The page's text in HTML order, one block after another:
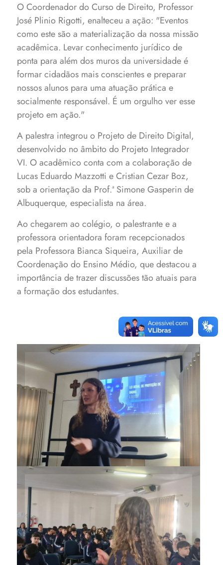
O Coordenador do Curso de Direito, Professor
José Plinio Rigotti, enalteceu a ação: "Eventos
como este são a materialização da nossa missão
acadêmica. Levar conhecimento jurídico de
ponta para além dos muros da universidade é
formar cidadãos mais conscientes e preparar
nossos alunos para uma atuação prática e
socialmente responsável. É um orgulho ver esse
projeto em ação."
A palestra integrou o Projeto de Direito Digital,
desenvolvido no âmbito do Projeto Integrador
VI. O acadêmico conta com a colaboração de
Lucas Eduardo Mazzotti e Cristian Cezar Boz,
sob a orientação da Prof.ª Simone Gasperin de
Albuquerque, especialista na área.
Ao chegarem ao colégio, o palestrante e a
professora orientadora foram recepcionados
pela Professora Bianca Siqueira, Auxiliar de
Coordenação do Ensino Médio, que destacou a
importância de trazer discussões tão atuais para
a formação dos estudantes.
Acadêmico Marco Antonio
Pressotto com os alunos do
Ensino Médio do São José
Marco Antonio discorreu sobre
os aspectos fundamentais da
Lei Geral de Proteção de
Dados